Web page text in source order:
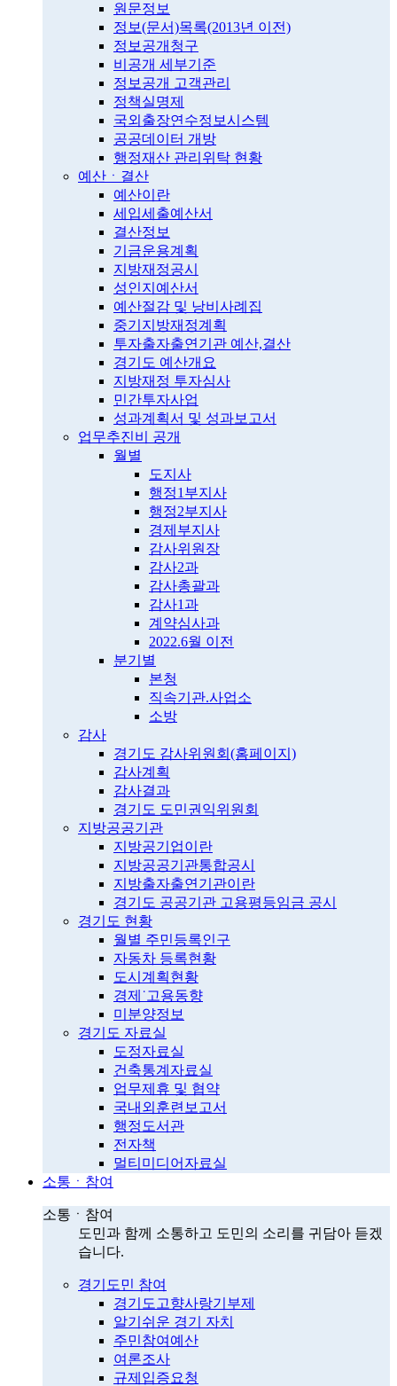
원문정보
정보(문서)목록(2013년 이전)
정보공개청구
비공개 세부기준
정보공개 고객관리
정책실명제
국외출장연수정보시스템
공공데이터 개방
행정재산 관리위탁 현황
예산ㆍ결산
예산이란
세입세출예산서
결산정보
기금운용계획
지방재정공시
성인지예산서
예산절감 및 낭비사례집
중기지방재정계획
투자출자출연기관 예산,결산
경기도 예산개요
지방재정 투자심사
민간투자사업
성과계획서 및 성과보고서
업무추진비 공개
월별
도지사
행정1부지사
행정2부지사
경제부지사
감사위원장
감사2과
감사총괄과
감사1과
계약심사과
2022.6월 이전
분기별
본청
직속기관.사업소
소방
감사
경기도 감사위원회(홈페이지)
감사계획
감사결과
경기도 도민권익위원회
지방공공기관
지방공기업이란
지방공공기관통합공시
지방출자출연기관이란
경기도 공공기관 고용평등임금 공시
경기도 현황
월별 주민등록인구
자동차 등록현황
도시계획현황
경제˙고용동향
미분양정보
경기도 자료실
도정자료실
건축통계자료실
업무제휴 및 협약
국내외훈련보고서
행정도서관
전자책
멀티미디어자료실
소통ㆍ참여
소통ㆍ참여
도민과 함께 소통하고 도민의 소리를 귀담아 듣겠
습니다.
경기도민 참여
경기도고향사랑기부제
알기쉬운 경기 자치
주민참여예산
여론조사
규제입증요청